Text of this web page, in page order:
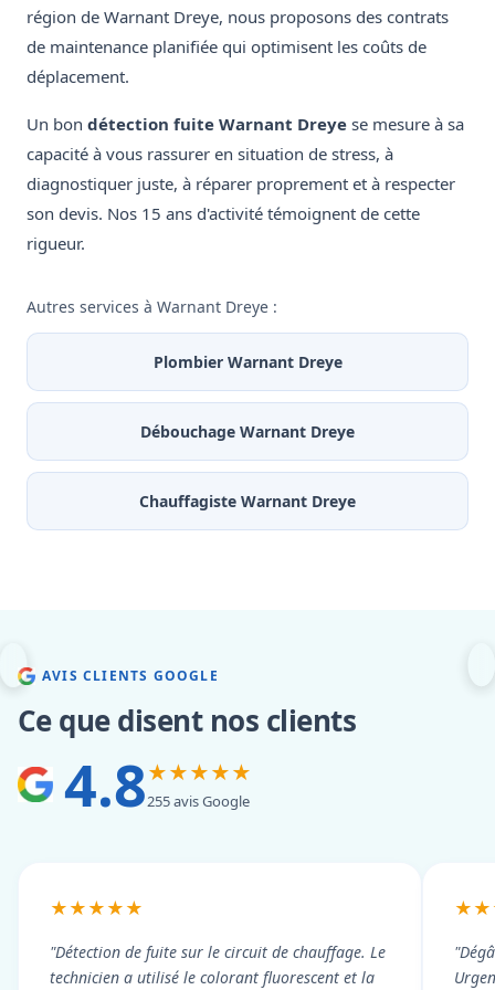
région de Warnant Dreye, nous proposons des contrats
de maintenance planifiée qui optimisent les coûts de
déplacement.
Un bon détection fuite Warnant Dreye se mesure à sa
capacité à vous rassurer en situation de stress, à
diagnostiquer juste, à réparer proprement et à respecter
son devis. Nos 15 ans d'activité témoignent de cette
rigueur.
Autres services à Warnant Dreye :
Plombier Warnant Dreye
Débouchage Warnant Dreye
Chauffagiste Warnant Dreye
AVIS CLIENTS GOOGLE
Ce que disent nos clients
4.8★★★★★
255 avis Google
★★★★★
"Détection de fuite sur le circuit de chauffage. Le
technicien a utilisé le colorant fluorescent et la